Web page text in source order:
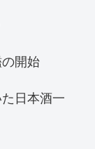
の開始
日本酒一